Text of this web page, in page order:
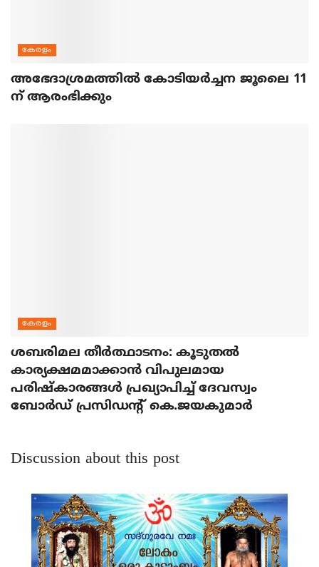
കേരളം
അഭേദാശ്രമത്തില്‍ കോടിയര്‍ച്ചന ജൂലൈ 11
ന് ആരംഭിക്കും
കേരളം
ശബരിമല തീര്‍ത്ഥാടനം: കൂടുതല്‍
കാര്യക്ഷമമാക്കാന്‍ വിപുലമായ
പരിഷ്‌കാരങ്ങള്‍ പ്രഖ്യാപിച്ച് ദേവസ്വം
ബോര്‍ഡ് പ്രസിഡന്റ് കെ.ജയകുമാര്‍
Discussion about this post